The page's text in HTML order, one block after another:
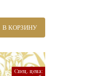
В КОРЗИНУ
Спец. цена: